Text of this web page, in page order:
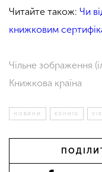
Читайте також: Чи
книжковим
Чільне зображення
Книжкова країна
НОВИНИ ЄКНИГА УІК